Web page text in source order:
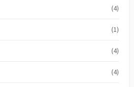
(4)
(1)
(4)
(4)